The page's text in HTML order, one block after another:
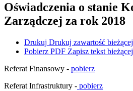
Oświadczenia o stanie
Zarządczej za rok 2018
Drukuj Drukuj zawartość
Pobierz PDF Zapisz tekst
Referat Finansowy - pobierz
Referat Infrastruktury - pobierz